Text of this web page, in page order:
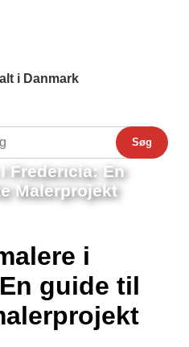
i Danmark
Søg
Fredericia: En
Malerprojekt
i
guide til